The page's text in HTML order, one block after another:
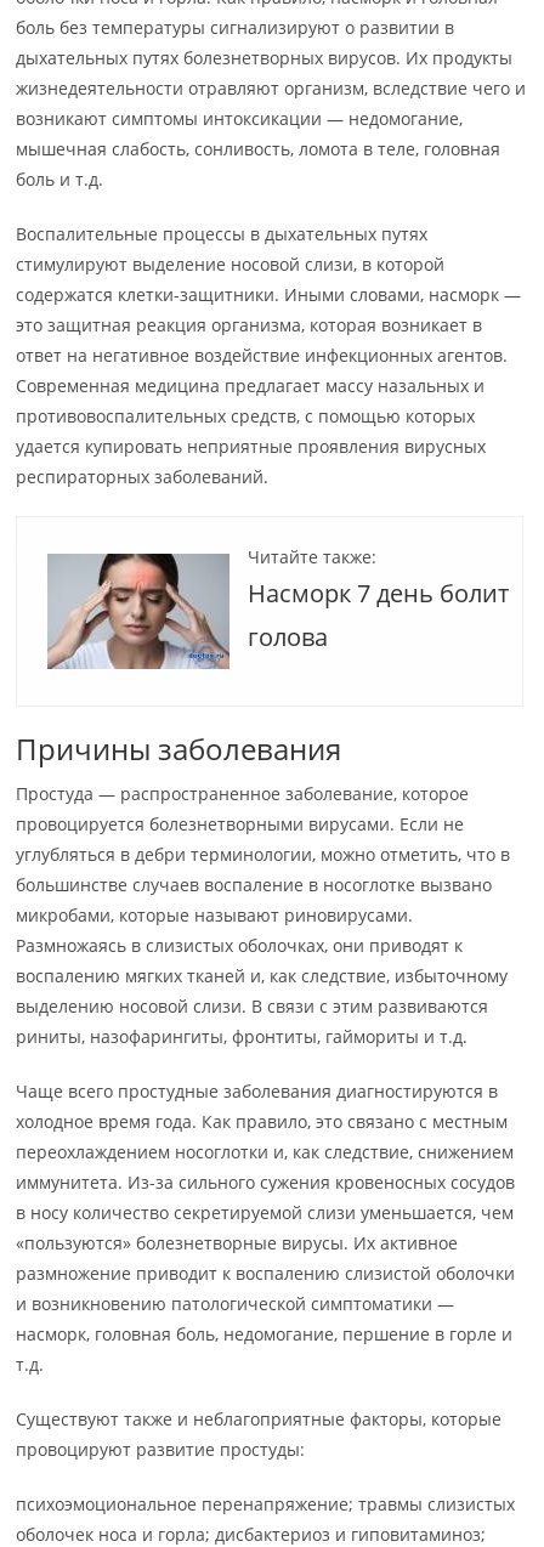
боль без температуры сигнализируют о развитии в
дыхательных путях болезнетворных вирусов. Их продукты
жизнедеятельности отравляют организм, вследствие чего и
возникают симптомы интоксикации — недомогание,
мышечная слабость, сонливость, ломота в теле, головная
боль и т.д.
Воспалительные процессы в дыхательных путях
стимулируют выделение носовой слизи, в которой
содержатся клетки-защитники. Иными словами, насморк —
это защитная реакция организма, которая возникает в
ответ на негативное воздействие инфекционных агентов.
Современная медицина предлагает массу назальных и
противовоспалительных средств, с помощью которых
удается купировать неприятные проявления вирусных
респираторных заболеваний.
Читайте также:
Насморк 7 день болит
голова
Причины заболевания
Простуда — распространенное заболевание, которое
провоцируется болезнетворными вирусами. Если не
углубляться в дебри терминологии, можно отметить, что в
большинстве случаев воспаление в носоглотке вызвано
микробами, которые называют риновирусами.
Размножаясь в слизистых оболочках, они приводят к
воспалению мягких тканей и, как следствие, избыточному
выделению носовой слизи. В связи с этим развиваются
риниты, назофарингиты, фронтиты, гаймориты и т.д.
Чаще всего простудные заболевания диагностируются в
холодное время года. Как правило, это связано с местным
переохлаждением носоглотки и, как следствие, снижением
иммунитета. Из-за сильного сужения кровеносных сосудов
в носу количество секретируемой слизи уменьшается, чем
«пользуются» болезнетворные вирусы. Их активное
размножение приводит к воспалению слизистой оболочки
и возникновению патологической симптоматики —
насморк, головная боль, недомогание, першение в горле и
т.д.
Существуют также и неблагоприятные факторы, которые
провоцируют развитие простуды:
психоэмоциональное перенапряжение; травмы слизистых
оболочек носа и горла; дисбактериоз и гиповитаминоз;